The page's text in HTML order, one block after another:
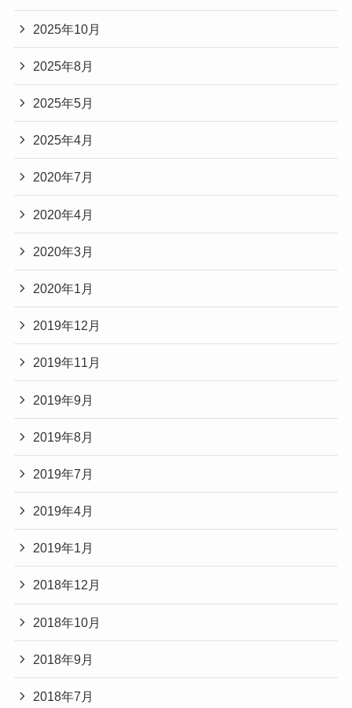
2025年10月
2025年8月
2025年5月
2025年4月
2020年7月
2020年4月
2020年3月
2020年1月
2019年12月
2019年11月
2019年9月
2019年8月
2019年7月
2019年4月
2019年1月
2018年12月
2018年10月
2018年9月
2018年7月